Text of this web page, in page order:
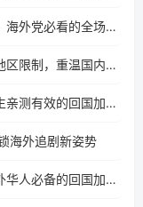
在缅甸用海通证券有地区限制怎么办？海外党必看的全场景回国加速指南
海外追剧党的福音：如何用咪咕破解地区限制，重温国内精彩
海外看爱奇艺地区限制怎么办？留学生亲测有效的回国加速器选择指南
海外追剧新姿势
在意大利打不开海通证券怎么办？海外华人必备的回国加速指南（附2026世界杯观赛秘籍）